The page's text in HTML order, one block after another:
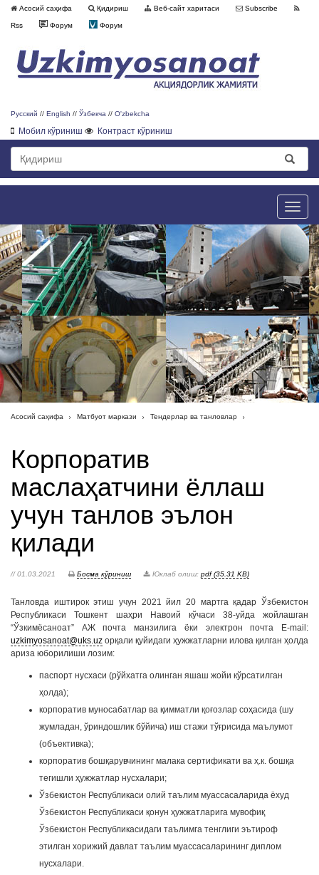
Асосий саҳифа Қидириш Веб-сайт харитаси Subscribe
Rss Форум Форум
Русский // English // Ўзбекча // O'zbekcha
Мобил кўриниш Контраст кўриниш
Toggle
Асосий саҳифа Матбуот маркази Тендерлар ва танловлар
Корпоратив
маслаҳатчини ёллаш
учун танлов эълон
қилади
// 01.03.2021 Босма кўриниш Юклаб олиш: pdf (35.31 KB)
Танловда иштирок этиш учун 2021 йил 20 мартга қадар Ўзбекистон
Республикаси Тошкент шаҳри Навоий кўчаси 38-уйда жойлашган
“Ўзкимёсаноат” АЖ почта манзилига ёки электрон почта E-mail:
uzkimyosanoat@uks.uz орқали қуйидаги ҳужжатларни илова қилган ҳолда
ариза юборилиши лозим:
паспорт нусхаси (рўйхатга олинган яшаш жойи кўрсатилган
ҳолда);
корпоратив муносабатлар ва қимматли қоғозлар соҳасида (шу
жумладан, ўриндошлик бўйича) иш стажи тўғрисида маълумот
(объективка);
корпоратив бошқарувчининг малака сертификати ва ҳ.к. бошқа
тегишли ҳужжатлар нусхалари;
Ўзбекистон Республикаси олий таълим муассасаларида ёхуд
Ўзбекистон Республикаси қонун ҳужжатларига мувофиқ
Ўзбекистон Республикасидаги таълимга тенглиги эътироф
этилган хорижий давлат таълим муассасаларининг диплом
нусхалари.